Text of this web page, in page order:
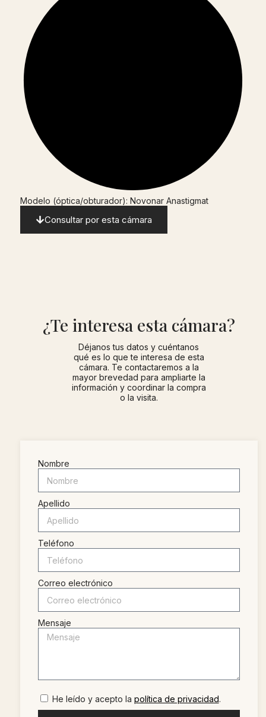
Modelo (óptica/obturador): Novonar Anastigmat
Consultar por esta cámara
¿Te interesa esta cámara?
Déjanos tus datos y cuéntanos
qué es lo que te interesa de esta
cámara. Te contactaremos a la
mayor brevedad para ampliarte la
información y coordinar la compra
o la visita.
Nombre
Apellido
Teléfono
Correo electrónico
Mensaje
He leído y acepto la política de privacidad.